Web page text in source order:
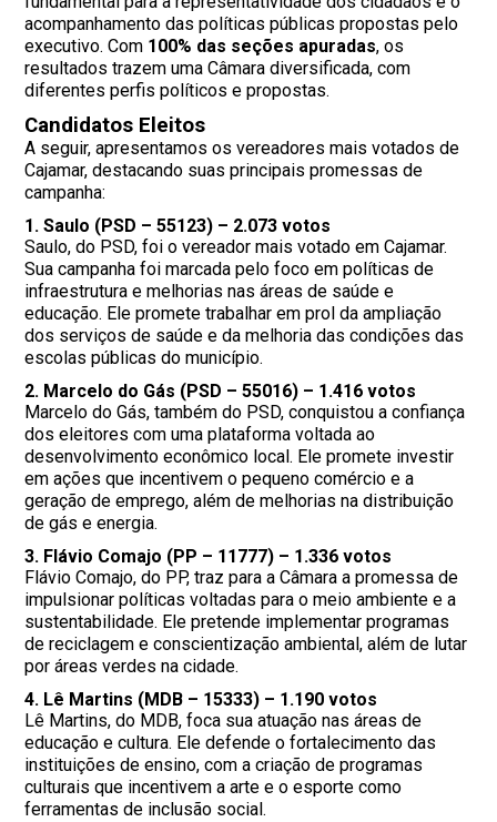
acompanhamento das políticas públicas propostas pelo
executivo. Com 100% das seções apuradas, os
resultados trazem uma Câmara diversificada, com
diferentes perfis políticos e propostas.
Candidatos Eleitos
A seguir, apresentamos os vereadores mais votados de
Cajamar, destacando suas principais promessas de
campanha:
1.Saulo (PSD – 55123) – 2.073 votos
Saulo, do PSD, foi o vereador mais votado em Cajamar.
Sua campanha foi marcada pelo foco em políticas de
infraestrutura e melhorias nas áreas de saúde e
educação. Ele promete trabalhar em prol da ampliação
dos serviços de saúde e da melhoria das condições das
escolas públicas do município.
2. Marcelo do Gás (PSD – 55016) – 1.416 votos
Marcelo do Gás, também do PSD, conquistou a confiança
dos eleitores com uma plataforma voltada ao
desenvolvimento econômico local. Ele promete investir
em ações que incentivem o pequeno comércio e a
geração de emprego, além de melhorias na distribuição
de gás e energia.
3. Flávio Comajo (PP – 11777) – 1.336 votos
Flávio Comajo, do PP, traz para a Câmara a promessa de
impulsionar políticas voltadas para o meio ambiente e a
sustentabilidade. Ele pretende implementar programas
de reciclagem e conscientização ambiental, além de lutar
por áreas verdes na cidade.
4. Lê Martins (MDB – 15333) – 1.190 votos
Lê Martins, do MDB, foca sua atuação nas áreas de
educação e cultura. Ele defende o fortalecimento das
instituições de ensino, com a criação de programas
culturais que incentivem a arte e o esporte como
ferramentas de inclusão social.